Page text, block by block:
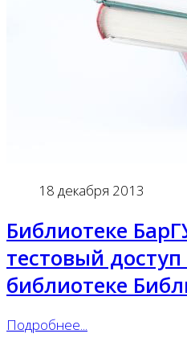
18 декабря 2013
Библиотеке
тестовый
библиотеке
Подробнее...